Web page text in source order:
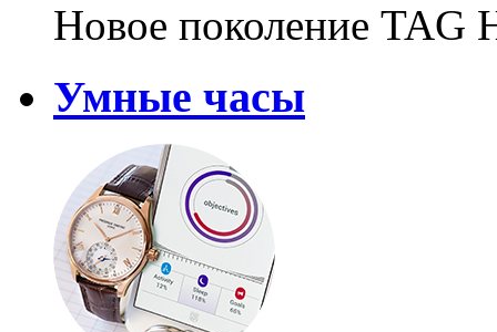
Новое поколение TAG
Умные часы